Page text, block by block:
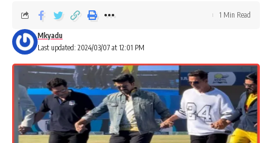
Last updated: 2024/03/07 at 12:01 PM
Mkyadu
1 Min Read